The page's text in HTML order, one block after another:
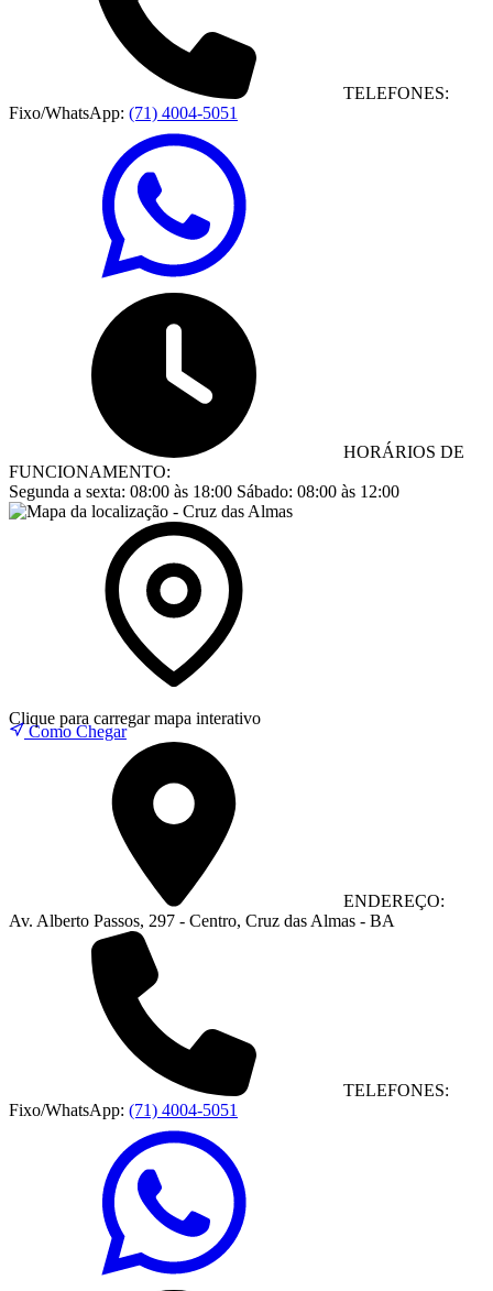
TELEFONES:
Fixo/WhatsApp: (71) 4004-5051
HORÁRIOS DE
FUNCIONAMENTO:
Segunda a sexta: 08:00 às 18:00 Sábado: 08:00 às 12:00
Clique para carregar mapa interativo
Como Chegar
ENDEREÇO:
Av. Alberto Passos, 297 - Centro, Cruz das Almas - BA
TELEFONES:
Fixo/WhatsApp: (71) 4004-5051